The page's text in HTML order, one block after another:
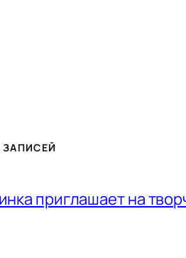
приглашает на